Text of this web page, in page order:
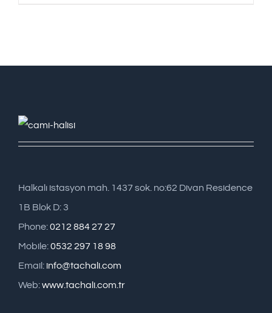
Halkalı istasyon mah. 1437 sok. no:62 Divan Residence
1B Blok D: 3
Phone:0212 884 27 27
Mobile:0532 297 18 98
Email: info@tachali.com
Web:www.tachali.com.tr